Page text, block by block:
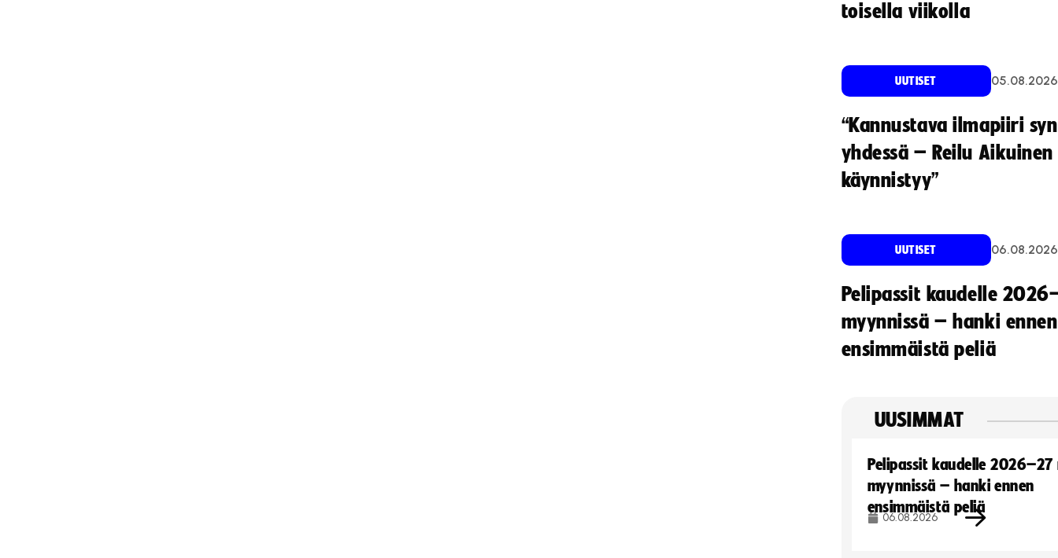
toisella viikolla
UUTISET 05.08.2026
“Kannustava ilmapiiri
yhdessä – Reilu
käynnistyy”
UUTISET 06.08.2026
Pelipassit kaudelle
myynnissä – hanki ennen
ensimmäistä peliä
UUSIMMAT
Pelipassit kaudelle
myynnissä – hanki ennen
ensimmäistä peliä
06.08.2026